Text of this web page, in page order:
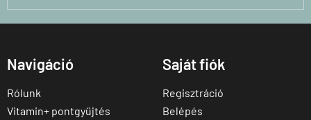
Navigáció
Rólunk
Vitamin+ pontgyűjtés
Saját fiók
Regisztráció
Belépés